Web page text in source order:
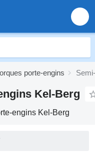
porte-engins
Kel-Berg
engins Kel-Berg